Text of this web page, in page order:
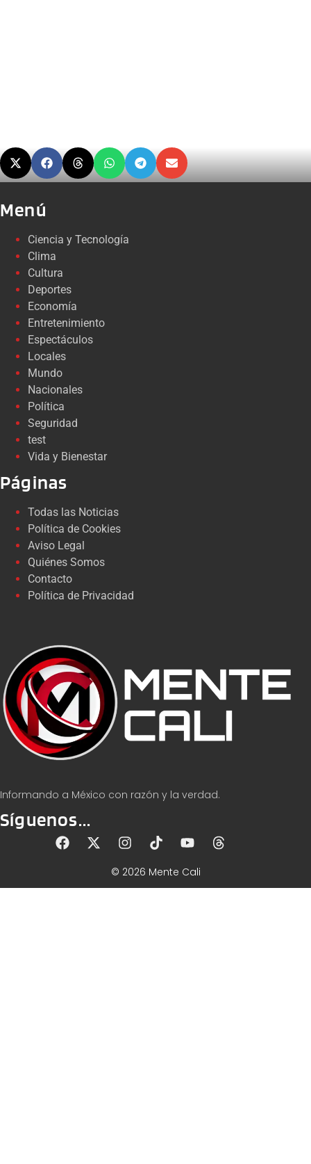
Informando a México con razón y la verdad.
Síguenos...
Menú
Ciencia y Tecnología
Clima
Cultura
Deportes
Economía
Entretenimiento
Espectáculos
Locales
Mundo
Nacionales
Política
Seguridad
test
Vida y Bienestar
Páginas
Todas las Noticias
Política de Cookies
Aviso Legal
Quiénes Somos
Contacto
Política de Privacidad
© 2026 Mente Cali